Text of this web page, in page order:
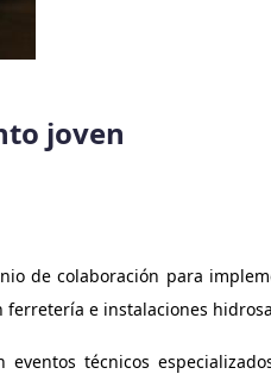
joven
de colaboración para
ferretería e instalaciones
técnicos